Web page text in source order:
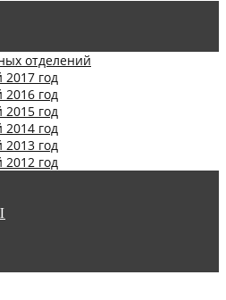
отделений
2017 год
2016 год
2015 год
2014 год
2013 год
2012 год